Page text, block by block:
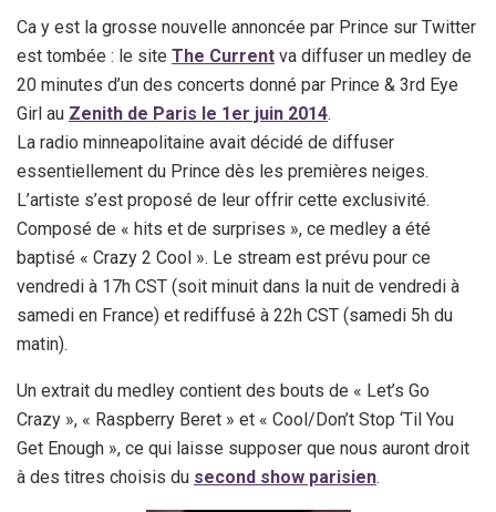
Ca y est la grosse nouvelle annoncée par Prince sur Twitter
est tombée : le site The Current va diffuser un medley de
20 minutes d’un des concerts donné par Prince & 3rd Eye
Girl au Zenith de Paris le 1er juin 2014.
La radio minneapolitaine avait décidé de diffuser
essentiellement du Prince dès les premières neiges.
L’artiste s’est proposé de leur offrir cette exclusivité.
Composé de « hits et de surprises », ce medley a été
baptisé « Crazy 2 Cool ». Le stream est prévu pour ce
vendredi à 17h CST (soit minuit dans la nuit de vendredi à
samedi en France) et rediffusé à 22h CST (samedi 5h du
matin).
Un extrait du medley contient des bouts de « Let’s Go
Crazy », « Raspberry Beret » et « Cool/Don’t Stop ‘Til You
Get Enough », ce qui laisse supposer que nous auront droit
à des titres choisis du second show parisien.